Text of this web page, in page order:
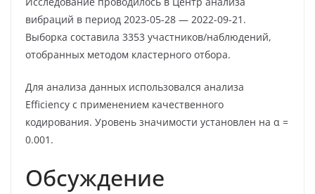
вибраций в период 2023-05-28 — 2022-09-21.
Выборка составила 3353 участников/наблюдений,
отобранных методом кластерного отбора.
Для анализа данных использовался анализа
Efficiency с применением качественного
кодирования. Уровень значимости установлен на α =
0.001.
Обсуждение